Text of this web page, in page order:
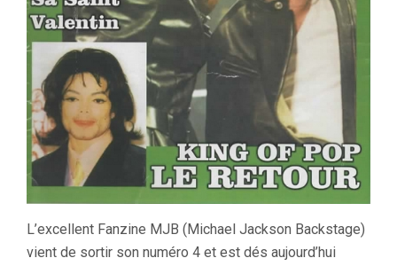
L’excellent Fanzine MJB (Michael Jackson Backstage)
vient de sortir son numéro 4 et est dés aujourd’hui